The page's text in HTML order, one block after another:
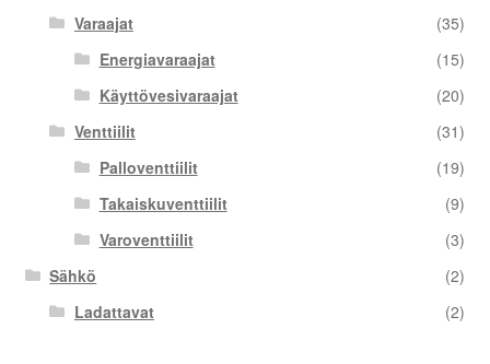
Varaajat
(35)
Energiavaraajat
(15)
Käyttövesivaraajat
(20)
Venttiilit
(31)
Palloventtiilit
(19)
Takaiskuventtiilit
(9)
Varoventtiilit
(3)
Sähkö
(2)
Ladattavat
(2)